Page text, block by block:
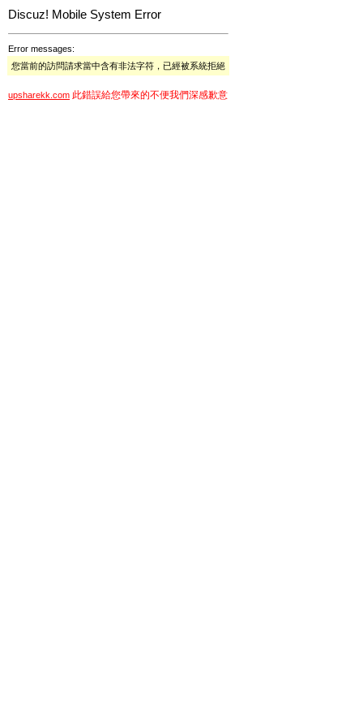
Discuz! Mobile System Error
Error messages:
您當前的訪問請求當中含有非法字符，已經被系統拒絕
upsharekk.com 此錯誤給您帶來的不便我們深感歉意